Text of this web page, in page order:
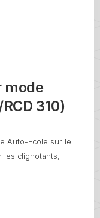
mode
310)
Auto-Ecole sur le
les clignotants,